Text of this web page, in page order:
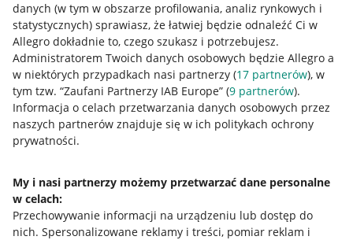
danych (w tym w obszarze profilowania, analiz rynkowych i
statystycznych) sprawiasz, że łatwiej będzie odnaleźć Ci w
Allegro dokładnie to, czego szukasz i potrzebujesz.
Administratorem Twoich danych osobowych będzie Allegro a
w niektórych przypadkach nasi partnerzy (17 partnerów), w
tym tzw. “Zaufani Partnerzy IAB Europe” (9 partnerów).
Informacja o celach przetwarzania danych osobowych przez
naszych partnerów znajduje się w ich politykach ochrony
prywatności.
My i nasi partnerzy możemy przetwarzać dane personalne
w celach:
Przechowywanie informacji na urządzeniu lub dostęp do
nich. Spersonalizowane reklamy i treści, pomiar reklam i
Przydatne informacje
Jak to działa
Allegro Gadane dla sprzedających
Allegro Gadane dla kupujących